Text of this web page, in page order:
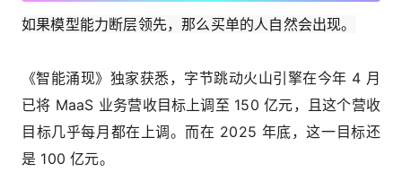
如果模型能力断层领先，那么买单的人自然会出现。
《智能涌现》独家获悉，字节跳动火山引擎在今年 4 月
已将 MaaS 业务营收目标上调至 150 亿元，且这个营收
目标几乎每月都在上调。而在 2025 年底，这一目标还
是 100 亿元。